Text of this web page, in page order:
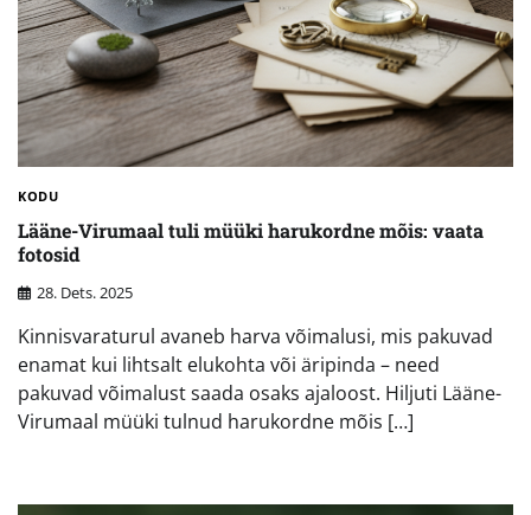
KODU
Lääne-Virumaal tuli müüki harukordne mõis: vaata
fotosid
28. Dets. 2025
Kinnisvaraturul avaneb harva võimalusi, mis pakuvad
enamat kui lihtsalt elukohta või äripinda – need
pakuvad võimalust saada osaks ajaloost. Hiljuti Lääne-
Virumaal müüki tulnud harukordne mõis […]